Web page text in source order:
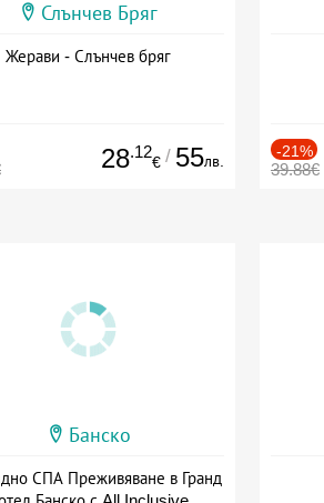
Слънчев Бряг
Жерави - Слънчев бряг
28.12
€ / 55лв.
-21%
39.88€
Банско
СПА Преживяване в Гранд